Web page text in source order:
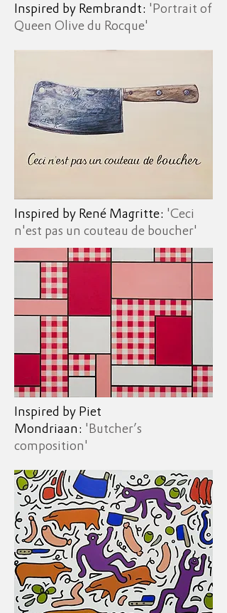
Inspired by Rembrandt: 'Portrait of
Queen Olive du Rocque'
Inspired by René Magritte: 'Ceci
n'est pas un couteau de boucher'
Inspired by Piet
Mondriaan: 'Butcher’s
composition'